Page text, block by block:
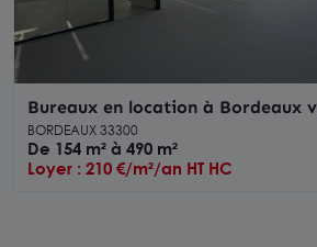
Bureaux en location à Bordeaux
et parkings disponibles
BORDEAUX 33300
De 154 m² à 490 m²
Loyer : 210 €/m²/an HT HC